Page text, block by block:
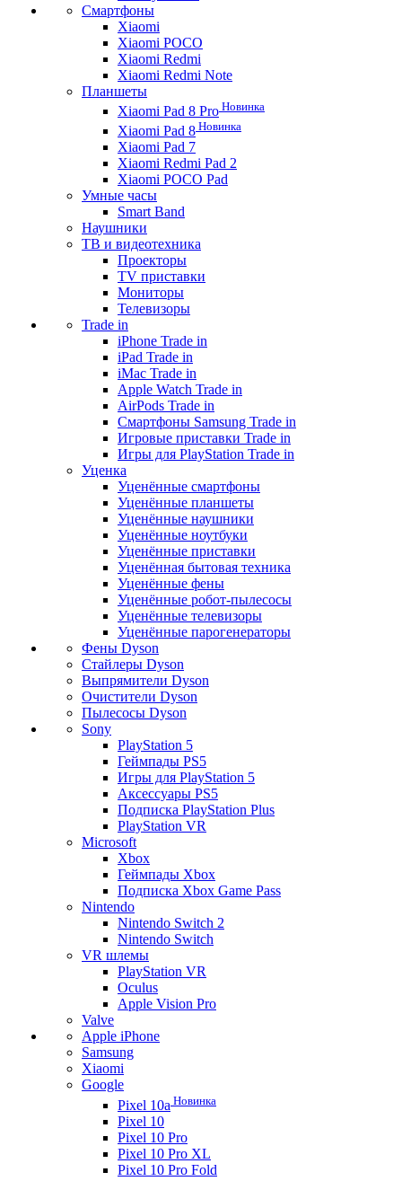
Смартфоны
Xiaomi
Xiaomi POCO
Xiaomi Redmi
Xiaomi Redmi Note
Планшеты
Xiaomi Pad 8 Pro Новинка
Xiaomi Pad 8 Новинка
Xiaomi Pad 7
Xiaomi Redmi Pad 2
Xiaomi POCO Pad
Умные часы
Smart Band
Наушники
ТВ и видеотехника
Проекторы
TV приставки
Мониторы
Телевизоры
Trade in
iPhone Trade in
iPad Trade in
iMac Trade in
Apple Watch Trade in
AirPods Trade in
Смартфоны Samsung Trade in
Игровые приставки Trade in
Игры для PlayStation Trade in
Уценка
Уценённые смартфоны
Уценённые планшеты
Уценённые наушники
Уценённые ноутбуки
Уценённые приставки
Уценённая бытовая техника
Уценённые фены
Уценённые робот-пылесосы
Уценённые телевизоры
Уценённые парогенераторы
Фены Dyson
Стайлеры Dyson
Выпрямители Dyson
Очистители Dyson
Пылесосы Dyson
Sony
PlayStation 5
Геймпады PS5
Игры для PlayStation 5
Аксессуары PS5
Подписка PlayStation Plus
PlayStation VR
Microsoft
Xbox
Геймпады Xbox
Подписка Xbox Game Pass
Nintendo
Nintendo Switch 2
Nintendo Switch
VR шлемы
PlayStation VR
Oculus
Apple Vision Pro
Valve
Apple iPhone
Samsung
Xiaomi
Google
Pixel 10a Новинка
Pixel 10
Pixel 10 Pro
Pixel 10 Pro XL
Pixel 10 Pro Fold